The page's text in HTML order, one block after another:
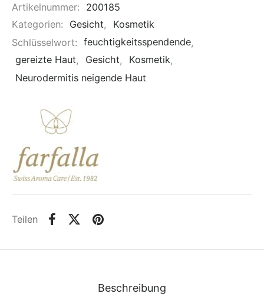
Artikelnummer:
200185
Kategorien:
Gesicht,
Kosmetik
Schlüsselwort: feuchtigkeitsspendende,
gereizte Haut, Gesicht, Kosmetik,
Neurodermitis neigende Haut
Teilen
Beschreibung